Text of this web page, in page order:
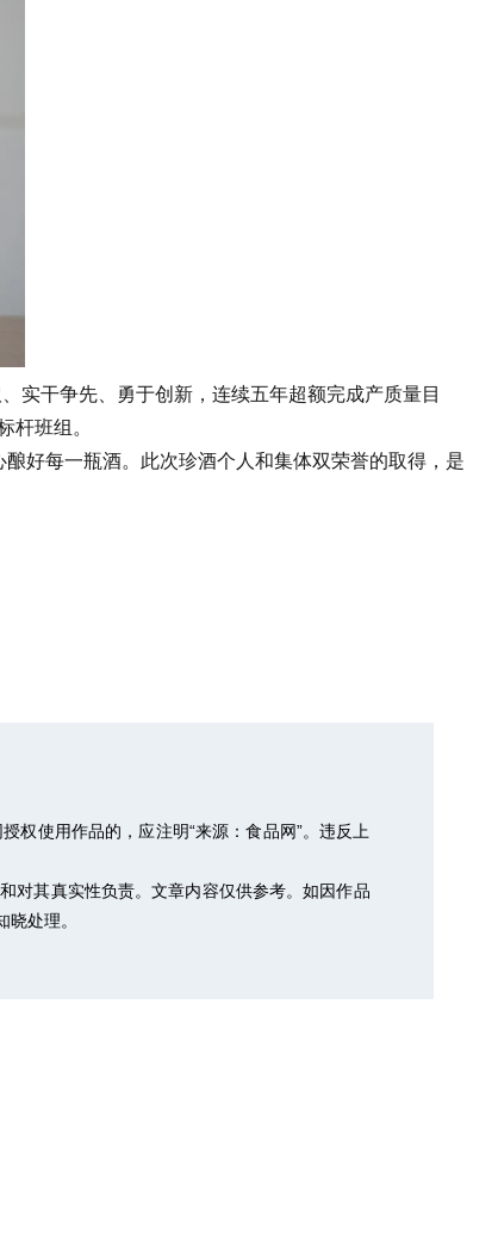
干争先、勇于创新，连续五年超额完成产质量目
杆班组。
好每一瓶酒。此次珍酒个人和集体双荣誉的取得，是
权使用作品的，应注明“来源：食品网”。违反上
对其真实性负责。文章内容仅供参考。如因作品
处理。